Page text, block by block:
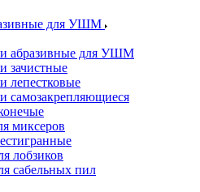
для УШМ
абразивные для УШМ
зачистные
лепестковые
самозакрепляющиеся
миксеров
лобзиков
сабельных пил